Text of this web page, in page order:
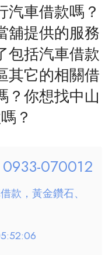
汽車借款嗎？
舖提供的服務
包括汽車借款
其它的相關借
？你想找中山
？
0933-070012
款，黃金鑽石、